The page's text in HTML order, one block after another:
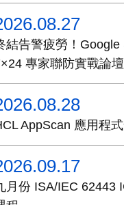
結告警疲勞！
專家聯防實戰論壇
AppScan 應用程
月份 ISA/IEC 62443